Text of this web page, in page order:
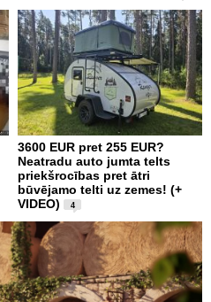
3600 EUR pret 255 EUR?
Neatradu auto jumta telts
priekšrocības pret ātri
būvējamo telti uz zemes! (+
VIDEO)
4